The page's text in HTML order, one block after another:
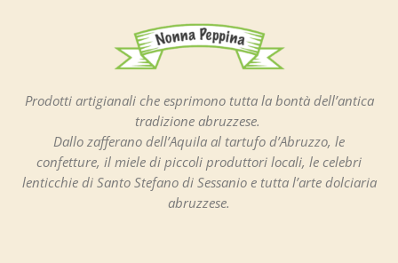
Prodotti artigianali che esprimono tutta la bontà dell’antica
tradizione abruzzese.
Dallo zafferano dell’Aquila al tartufo d’Abruzzo, le
confetture, il miele di piccoli produttori locali, le celebri
lenticchie di Santo Stefano di Sessanio e tutta l’arte dolciaria
abruzzese.